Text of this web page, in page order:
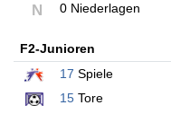
N 0 Niederlagen
F2-Junioren
17 Spiele
15 Tore